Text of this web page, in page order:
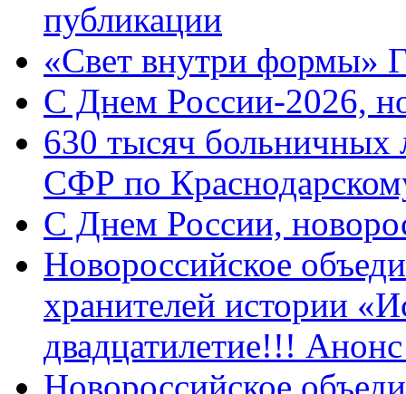
публикации
«Свет внутри формы»
C Днем России-2026,
630 тысяч больничных
СФР по
C Днем России,
Новороссийское
хранителей истории
двадцатилетие!!!